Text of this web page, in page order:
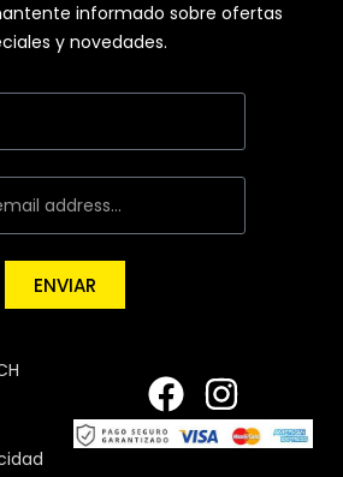
informado sobre ofertas
y novedades.
ENVIAR